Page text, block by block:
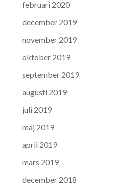
februari 2020
december 2019
november 2019
oktober 2019
september 2019
augusti 2019
juli 2019
maj 2019
april 2019
mars 2019
december 2018